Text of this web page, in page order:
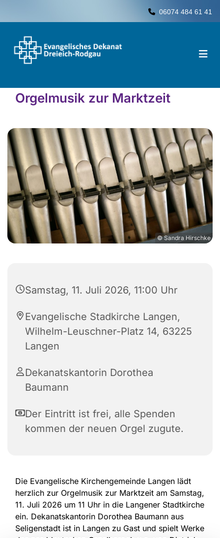
 06074 484 61 41
Orgelmusik zur Marktzeit
© Sandra Hirschke
Samstag, 11. Juli 2026, 11:00 Uhr
Evangelische Stadkirche Langen,
Wilhelm-Leuschner-Platz 14, 63225
Langen
Dekanatskantorin Dorothea
Baumann
Der Eintritt ist frei, alle Spenden
kommen der neuen Orgel zugute.
Die Evangelische Kirchengemeinde Langen lädt
herzlich zur Orgelmusik zur Marktzeit am Samstag,
11. Juli 2026 um 11 Uhr in die Langener Stadtkirche
ein. Dekanatskantorin Dorothea Baumann aus
Seligenstadt ist in Langen zu Gast und spielt Werke